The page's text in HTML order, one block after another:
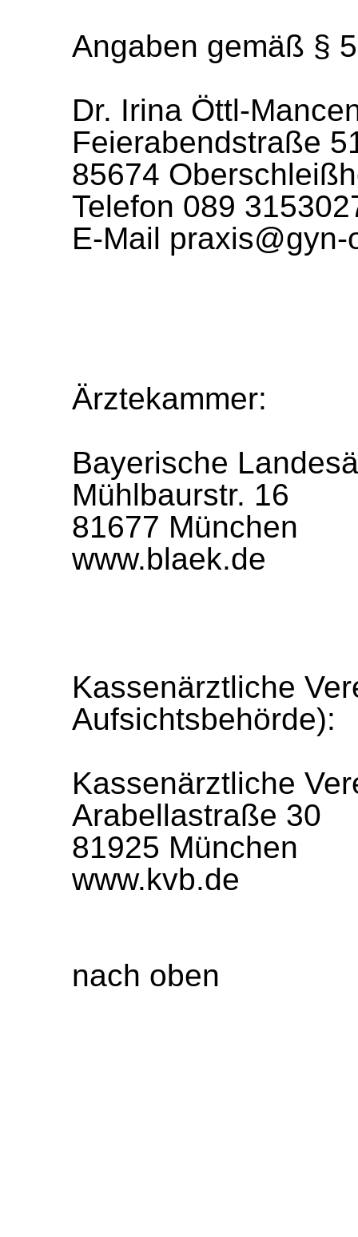
Angaben gemäß §
Dr. Irina Öttl-
Feierabendstraße
85674
Telefon 089
E-Mail
Ärztekammer:
Bayerische
Mühlbaurstr. 16
81677 München
www.blaek.de
Kassenärztliche
Aufsichtsbehörde):
Kassenärztliche
Arabellastraße 30
81925 München
www.kvb.de
nach oben